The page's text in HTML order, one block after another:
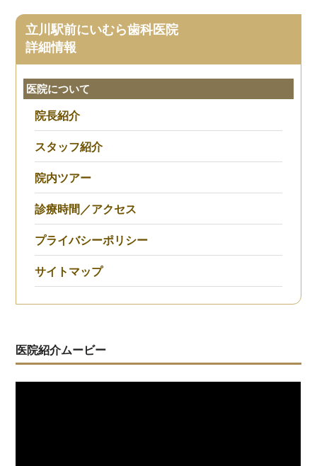
立川駅前にいむら歯科医院
詳細情報
医院について
院長紹介
スタッフ紹介
院内ツアー
診療時間／アクセス
プライバシーポリシー
サイトマップ
医院紹介ムービー